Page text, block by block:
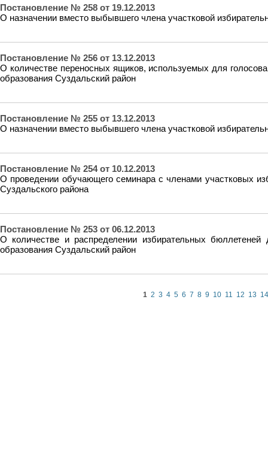
Постановление № 258 от 19.12.2013
О назначении вместо выбывшего члена участковой
Постановление № 256 от 13.12.2013
О количестве переносных ящиков, используемых для
образования Суздальский район
Постановление № 255 от 13.12.2013
О назначении вместо выбывшего члена участковой
Постановление № 254 от 10.12.2013
О проведении обучающего семинара с членами участковых
Суздальского района
Постановление № 253 от 06.12.2013
О количестве и распределении избирательных
образования Суздальский район
1 2 3 4 5 6 7 8 9 10 11 12 13 14